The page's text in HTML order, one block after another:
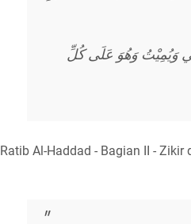
وَيُمِيْتُ وَهُوَ عَلَى كُلِّ
Ratib Al-Haddad - Bagian II - Zikir